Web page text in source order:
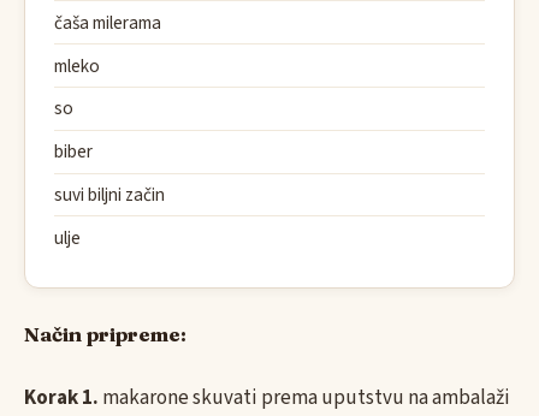
čaša milerama
mleko
so
biber
suvi biljni začin
ulje
Način pripreme:
Korak 1. makarone skuvati prema uputstvu na ambalaži